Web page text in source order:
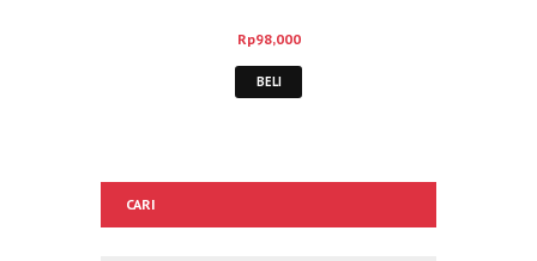
Rp98,000
BELI
CARI